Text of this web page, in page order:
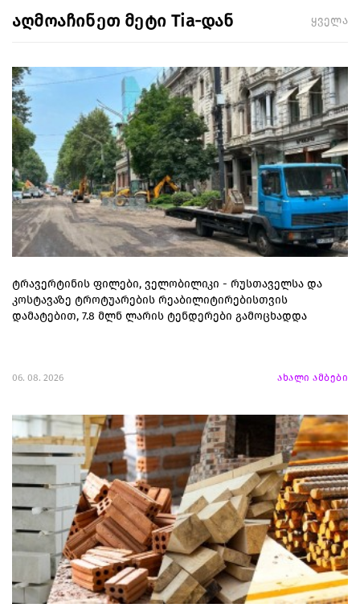
აღმოაჩინეთ მეტი Tia-დან ყველა
ტრავერტინის ფილები, ველობილიკი - რუსთაველსა და
კოსტავაზე ტროტუარების რეაბილიტირებისთვის
დამატებით, 7.8 მლნ ლარის ტენდერები გამოცხადდა
06. 08. 2026 ახალი ამბები